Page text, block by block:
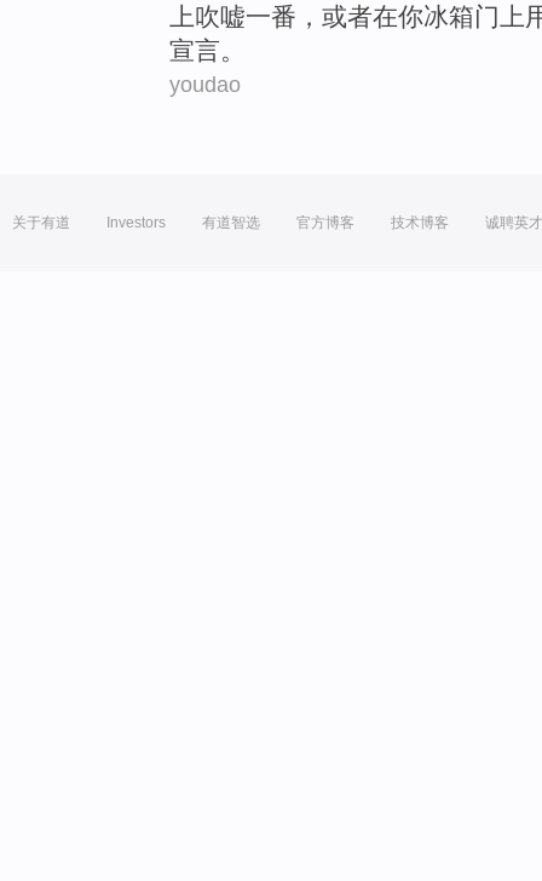
上吹嘘一番，或者在你冰箱门上
宣言。
youdao
关于有道 Investors 有道智选 官方博客 技术博客 诚聘英才